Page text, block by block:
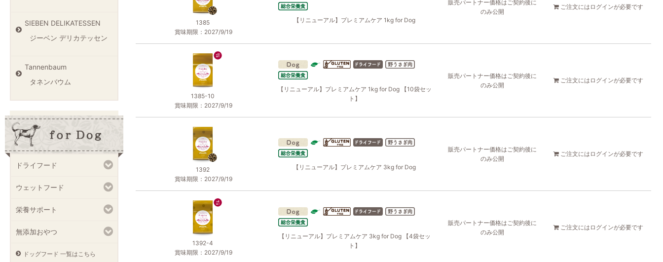
SIEBEN DELIKATESSEN
ジーベン デリカテッセン
Tannenbaum
タネンバウム
ドライフード
ウェットフード
栄養サポート
無添加おやつ
ドッグフード 一覧はこちら
1385
賞味期限：2027/9/19
【リニューアル】プレミアムケア 1kg for Dog
販売パートナー価格はご契約後に
のみ公開
ご注文には ログインが必要です
1385-10
賞味期限：2027/9/19
【リニューアル】プレミアムケア 1kg for Dog 【10袋セッ
ト】
販売パートナー価格はご契約後に
のみ公開
ご注文には ログインが必要です
1392
賞味期限：2027/9/19
【リニューアル】プレミアムケア 3kg for Dog
販売パートナー価格はご契約後に
のみ公開
ご注文には ログインが必要です
1392-4
賞味期限：2027/9/19
【リニューアル】プレミアムケア 3kg for Dog 【4袋セッ
ト】
販売パートナー価格はご契約後に
のみ公開
ご注文には ログインが必要です